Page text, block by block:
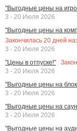
"Выгодные цены на
3 - 20 Июля 2026
"Выгодные цены на
Закончилась 20 дней
3 - 20 Июля 2026
"Цены в отпуске!"
3 - 20 Июля 2026
"Выгодные цены на
3 - 20 Июля 2026
"Выгодные цены на
3 - 20 Июля 2026
"Выгодные цены на